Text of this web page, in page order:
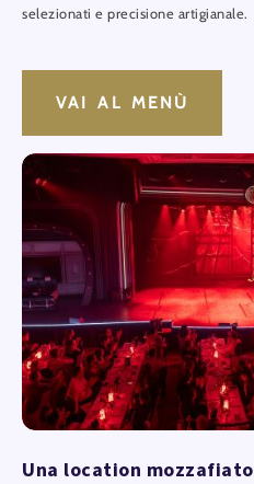
selezionati e precisione artigianale.
VAI AL MENÙ
Una location mozzafiato